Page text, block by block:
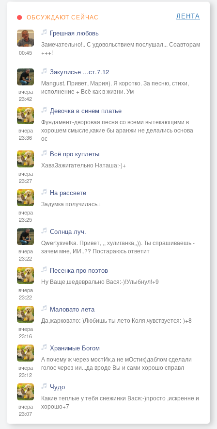
Свобода жить, любить, творить!..
Но это вредно для народа,
А, значит, надо - ЗАПРЕТИТЬ!.."
А после будем говорить,
Что при жизни не умеем
А когда время спрячет когти -
Дифирамбы запоём,
Скажем, что кусаем локти,
И пророком признаем…
ОБСУЖДАЮТ СЕЙЧАС ЛЕНТА
00:45
Грешная любовь
Замечательно!.. С удовольствием послушал... Соавторам
+++!
вчера
23:42
Закулисье ...ст.7.12
Mangust. Привет, Мария). Я коротко. За песню, стихи,
исполнение + Всё как в жизни. Ум
вчера
23:36
Девочка в синем платье
Фундамент-дворовая песня со всеми вытекающими в
хорошем смысле,какие бы аранжи не делались основа
ос
вчера
23:27
Всё про куплеты
ХаваЗажигательно Наташа:-)+
вчера
23:25
На рассвете
Задумка получилась+
вчера
23:22
Солнца луч.
Qwertysvetka. Привет, ,, хулиганка,,)). Ты спрашиваешь -
зачем мне, ИИ..?? Постараюсь ответит
вчера
23:22
Песенка про поэтов
Ну Ваще,шедеврально Вася:-)!Улыбнул!+9
вчера
23:16
Маловато лета
Да,жарковато:-)Любишь ты лето Коля,чувствуется:-)+8
вчера
23:12
Хранимые Богом
А почему ж через мостИк,а не мОстик)даблом сделали
голос через ии...да вроде Вы и сами хорошо справл
вчера
23:07
Чудо
Какие теплые у тебя снежинки Вася:-)просто ,искренне и
хорошо+7